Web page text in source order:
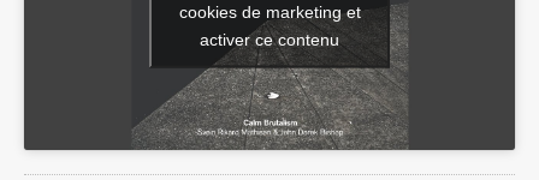
cookies de marketing et
activer ce contenu